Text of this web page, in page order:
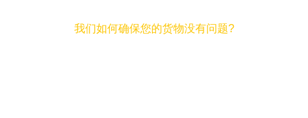
我们如何确保您的货物没有问题?